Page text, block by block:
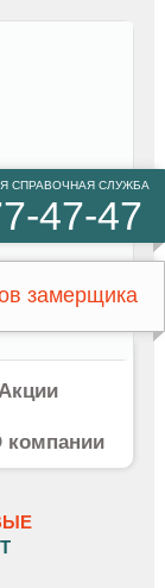
СПРАВОЧНАЯ СЛУЖБА
47-47
замерщика
компании